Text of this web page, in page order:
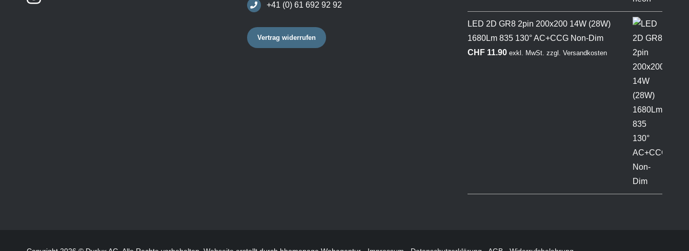
+41 (0) 61 692 92 92
Vertrag widerrufen
LED 2D GR8 2pin 200x200 14W (28W)
1680Lm 835 130° AC+CCG Non-Dim
CHF11.90 exkl. MwSt. zzgl. Versandkosten